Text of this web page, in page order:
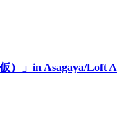
）」in Asagaya/Loft A